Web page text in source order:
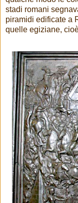
stadi romani
piramidi edificate a
quelle egiziane,